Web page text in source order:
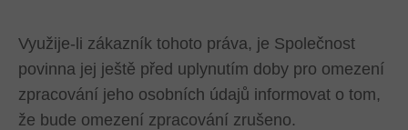
Využije-li zákazník tohoto práva, je Společnost
povinna jej ještě před uplynutím doby pro omezení
zpracování jeho osobních údajů informovat o tom,
že bude omezení zpracování zrušeno.